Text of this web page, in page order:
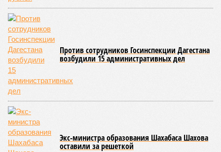
Против сотрудников Госинспекции Дагестана
возбудили 15 административных дел
Экс-министра образования Шахабаса Шахова
оставили за решеткой